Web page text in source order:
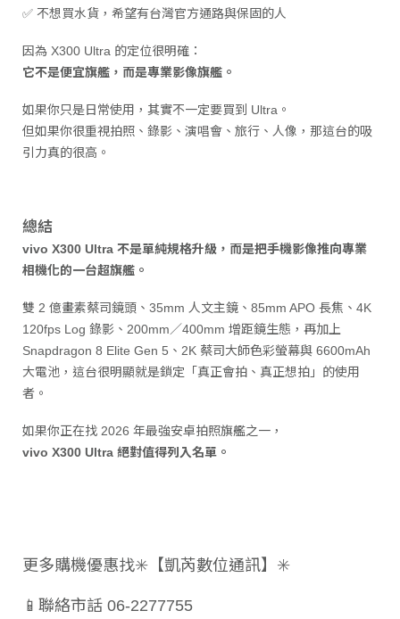
✅ 不想買水貨，希望有台灣官方通路與保固的人
因為 X300 Ultra 的定位很明確：
它不是便宜旗艦，而是專業影像旗艦。
如果你只是日常使用，其實不一定要買到 Ultra。
但如果你很重視拍照、錄影、演唱會、旅行、人像，那這台的吸
引力真的很高。
總結
vivo X300 Ultra 不是單純規格升級，而是把手機影像推向專業
相機化的一台超旗艦。
雙 2 億畫素蔡司鏡頭、35mm 人文主鏡、85mm APO 長焦、4K
120fps Log 錄影、200mm／400mm 增距鏡生態，再加上
Snapdragon 8 Elite Gen 5、2K 蔡司大師色彩螢幕與 6600mAh
大電池，這台很明顯就是鎖定「真正會拍、真正想拍」的使用
者。
如果你正在找 2026 年最強安卓拍照旗艦之一，
vivo X300 Ultra 絕對值得列入名單。
更多購機優惠找✳️【凱芮數位通訊】✳️
📱聯絡市話 06-2277755